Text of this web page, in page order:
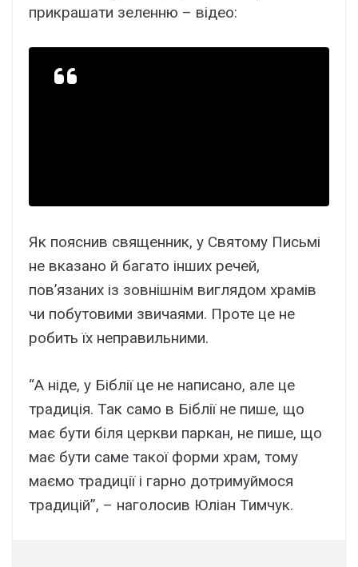
прикрашати зеленню – відео:
Як пояснив священник, у Святому Письмі
не вказано й багато інших речей,
пов’язаних із зовнішнім виглядом храмів
чи побутовими звичаями. Проте це не
робить їх неправильними.
“А ніде, у Біблії це не написано, але це
традиція. Так само в Біблії не пише, що
має бути біля церкви паркан, не пише, що
має бути саме такої форми храм, тому
маємо традиції і гарно дотримуймося
традицій”, – наголоcив Юліан Тимчук.